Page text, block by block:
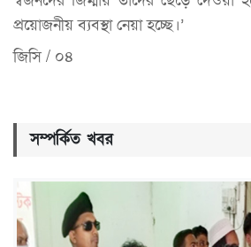
প্রয়োজনীয় ব্যবস্থা নেয়া হচ্ছে।’
জিসি / ০৪
সম্পর্কিত খবর